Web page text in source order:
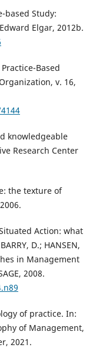
based Study:
Elgar, 2012b.
Based
v. 16,
knowledgeable
Research Center
the texture of
Action: what
D.; HANSEN,
in Management
2008.
of practice. In:
of Management,
2021.